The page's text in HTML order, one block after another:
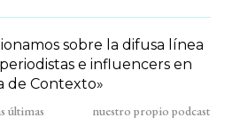
sobre la difusa línea
e influencers en
de Contexto»
últimas
podcast